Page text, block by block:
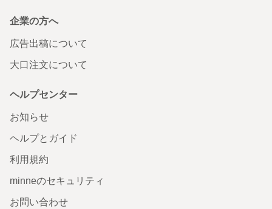
企業の方へ
広告出稿について
大口注文について
ヘルプセンター
お知らせ
ヘルプとガイド
利用規約
minneのセキュリティ
お問い合わせ